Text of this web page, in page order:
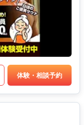
体験・相談予約